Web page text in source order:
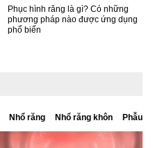
Phục hình răng là gì? Có những
phương pháp nào được ứng dụng
phổ biến
Nhổ răng Nhổ răng khôn Phẫu